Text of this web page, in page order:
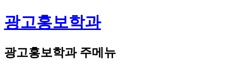
광고홍보학과
광고홍보학과 주메뉴